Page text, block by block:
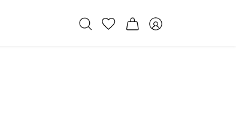
Alle Taschen
Meine Favoriten
WarenkorbMember Bereich
Medium Off-White